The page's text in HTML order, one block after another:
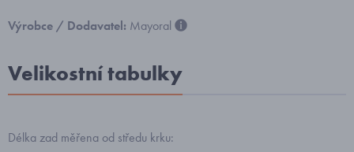
Výrobce / Dodavatel: Mayoral
Velikostní tabulky
Délka zad měřena od středu krku: